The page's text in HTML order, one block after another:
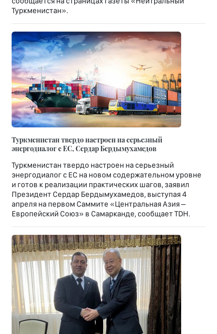
Туркменистан».
Туркменистан твердо настроен на серьезный
энергодиалог с ЕС, Сердар Бердымухамедов
Туркменистан твердо настроен на серьезный
энергодиалог с ЕС на новом содержательном уровне
и готов к реализации практических шагов, заявил
Президент Сердар Бердымухамедов, выступая 4
апреля на первом Саммите «Центральная Азия –
Европейский Союз» в Самарканде, сообщает TDH.